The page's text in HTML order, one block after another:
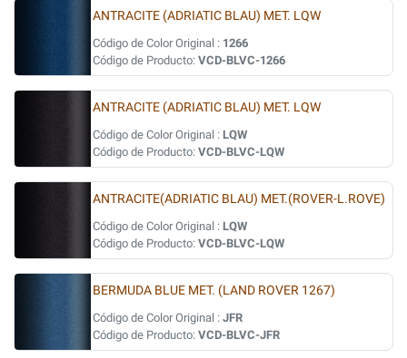
ANTRACITE (ADRIATIC BLAU) MET. LQW
Código de Color Original : 1266
Código de Producto: VCD-BLVC-1266
ANTRACITE (ADRIATIC BLAU) MET. LQW
Código de Color Original : LQW
Código de Producto: VCD-BLVC-LQW
ANTRACITE(ADRIATIC BLAU) MET.(ROVER-L.ROVE)
Código de Color Original : LQW
Código de Producto: VCD-BLVC-LQW
BERMUDA BLUE MET. (LAND ROVER 1267)
Código de Color Original : JFR
Código de Producto: VCD-BLVC-JFR